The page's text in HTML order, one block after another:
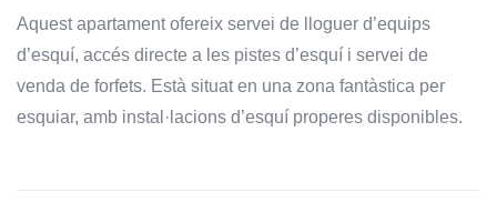
Aquest apartament ofereix servei de lloguer d’equips
d’esquí, accés directe a les pistes d’esquí i servei de
venda de forfets. Està situat en una zona fantàstica per
esquiar, amb instal·lacions d’esquí properes disponibles.